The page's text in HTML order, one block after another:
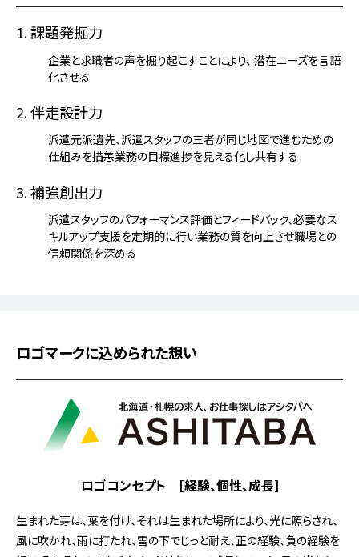
1. 課題発掘力
企業と求職者の声を掘り起こすことにより、 潜在ニーズを言語
化させる
2. 伴走設計力
派遣元派遺先、派遣スタッフの三者が同じ地図で進むための
仕組みを描恙業務の目標進捗を見える化し共有する
3. 補強創出力
派遣スタッフのパフォーマンス評価とフィードバック、必要なス
キルアップ支援を定期的に行い業務の質を向上させ職場との
信頼関係を深める
ロゴマークに込められた想い
ロゴコンセプト [経験、個性、成長]
生まれた芽は、葉を付け、それは生まれた場所により、光に照らされ、
風に吹かれ、雨に打たれ、雪の下でじっと耐え、正の経験、負の経験を